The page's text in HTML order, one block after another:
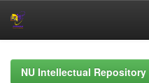
navigationNU Intellectual Repository